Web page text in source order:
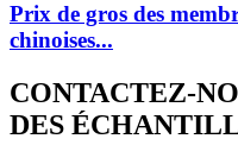
Prix ​​de gros des
chinoises...
CONTACTEZ-
DES